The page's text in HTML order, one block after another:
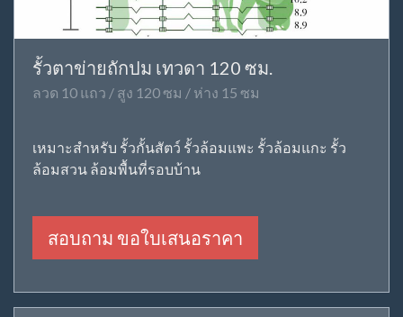
รั้วตาข่ายถักปม เทวดา 120 ซม.
ลวด 10 แถว / สูง 120 ซม / ห่าง 15 ซม
เหมาะสำหรับ รั้วกั้นสัตว์ รั้วล้อมแพะ รั้วล้อมแกะ รั้ว
ล้อมสวน ล้อมพื้นที่รอบบ้าน
สอบถาม ขอใบเสนอราคา